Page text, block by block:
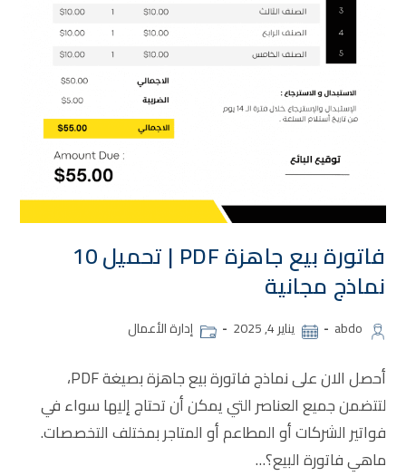
فاتورة بيع جاهزة PDF | تحميل 10
نماذج مجانية
abdo يناير 4, 2025 إدارة الأعمال
أحصل الان على نماذج فاتورة بيع جاهزة بصيغة PDF،
لتتضمن جميع العناصر التي يمكن أن تحتاج إليها سواء في
فواتير الشركات أو المطاعم أو المتاجر بمختلف التخصصات.
ماهي فاتورة البيع؟…